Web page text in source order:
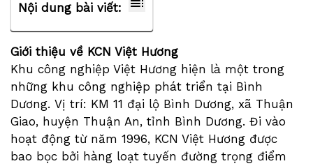
Nội dung bài viết:
Giới thiệu về KCN Việt Hương
Khu công nghiệp Việt Hương hiện là một trong
những khu công nghiệp phát triển tại Bình
Dương. Vị trí: KM 11 đại lộ Bình Dương, xã Thuận
Giao, huyện Thuận An, tỉnh Bình Dương. Đi vào
hoạt động từ năm 1996, KCN Việt Hương được
bao bọc bởi hàng loạt tuyến đường trọng điểm